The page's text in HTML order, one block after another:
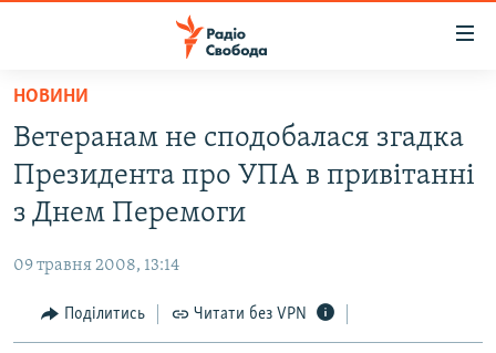
Перейти
основного
матеріалу
Перейти
до
основної
навігації
Перейти
до
ВСЕ ЗА ДОБУ
СТАТТІ
ЕКОНОМІКА
СУСПІЛЬСТВО
РОСІЙСЬКА «ФІЛЬТРАЦІЯ»
ДОНБАС.РЕАЛІЇ
НОВИНИ
Ветеранам не сподобалася згадка
Президента про УПА в привiтаннi
з Днем Перемоги
09 травня 2008, 13:14
Поділитись Читати без VPN